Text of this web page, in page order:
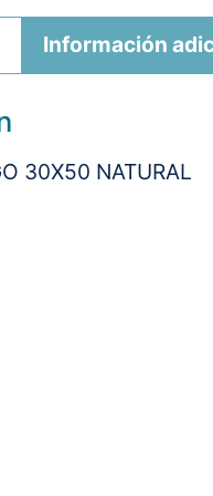
Información
30X50 NATURAL